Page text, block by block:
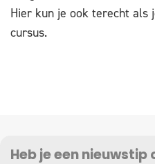
Hier kun je ook terecht
cursus.
Heb je een